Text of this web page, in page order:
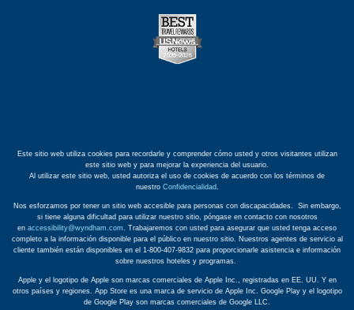
Este sitio web utiliza cookies para recordarle y comprender cómo usted y otros visitantes utilizan
este sitio web y para mejorar la experiencia del usuario.
Al utilizar este sitio web, usted autoriza el uso de cookies de acuerdo con los términos de
nuestro Confidencialidad
Nos esforzamos por tener un sitio web accesible para personas con discapacidades. Sin embargo,
si tiene alguna dificultad para utilizar nuestro sitio, póngase en contacto con nosotros
en accessibility@wyndham.com . Trabajaremos con usted para asegurar que usted tenga acceso
completo a la información disponible para el público en nuestro sitio. Nuestros agentes de servicio al
cliente también están disponibles en el 1-800-407-9832 para proporcionarle asistencia e información
sobre nuestros hoteles y programas.
Apple y el logotipo de Apple son marcas comerciales de Apple Inc., registradas en EE. UU. Y en
otros países y regiones. App Store es una marca de servicio de Apple Inc. Google Play y el logotipo
de Google Play son marcas comerciales de Google LLC.